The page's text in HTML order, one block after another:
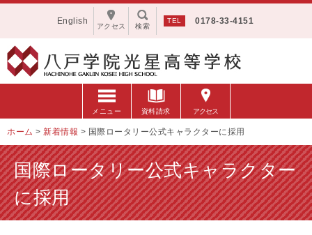
0178-33-4151
検索
English
アクセス
メニュー 資料請求 アクセス
ホーム > 新着情報 > 国際ロータリー公式キャラクターに採用
国際ロータリー公式キャラクター
に採用